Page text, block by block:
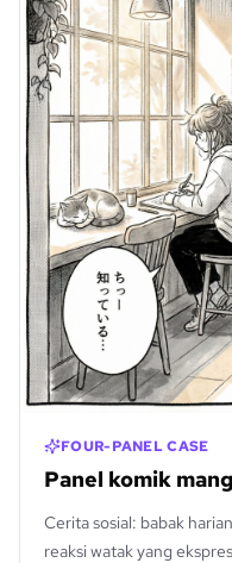
FOUR-PANEL CASE
Panel komik
Cerita sosial: babak
reaksi watak yang